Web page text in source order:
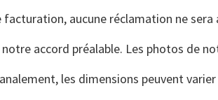
aucune réclamation ne sera
accord préalable. Les photos de
les dimensions peuvent